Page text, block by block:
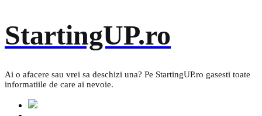
to
content
StartingUP.ro
Ai o afacere sau vrei sa deschizi una? Pe StartingUP.ro gasesti toate
informatiile de care ai nevoie.